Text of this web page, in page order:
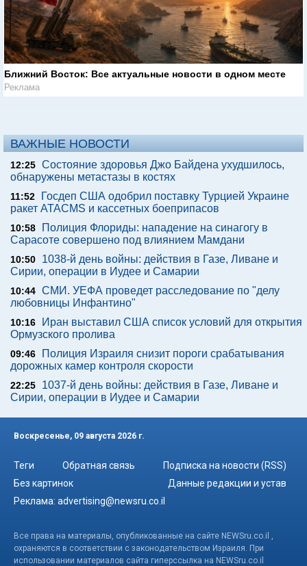
Ближний Восток: Все актуальные новости в одном месте
Реклама
ВАЖНЫЕ НОВОСТИ
12:25 Состояние здоровья Джо Байдена ухудшилось,
обнаружены метастазы в костях
11:52
Госдеп США одобрил поставку Турцией Украине
ракет ATACMS и кассетных боеприпасов
10:58
Полиция Флориды: нападение на синагогу в
Сарасоте совершено под влиянием Мамдани
10:50
1038-й день войны: действия в Газе, Ливане и
Сирии, операции в Иудее и Самарии
10:44 СМИ. УЕФА проведет расследование по "делу
любовницы Инфантино"
10:16
Иран выставил США список условий для открытия
Ормузского пролива
09:46
Полиция Израиля снизит пороги срабатывания
дорожных камер контроля скорости
22:25
1037-й день войны: действия в Газе, Ливане и
Сирии, операции в Иудее и Самарии
Воскресенье, 09 августа 2026 г.
Теги Обратная связь
Подписка на новости (RSS)
Без картинок
Данные редакции и устав
Реклама: advertising@newsru.co.il
Все права на материалы, опубликованные на сайте NEWSru.co.il ,
охраняются в соответствии с законодательством Израиля. При
использовании материалов сайта гиперссылка на NEWSru.co.il